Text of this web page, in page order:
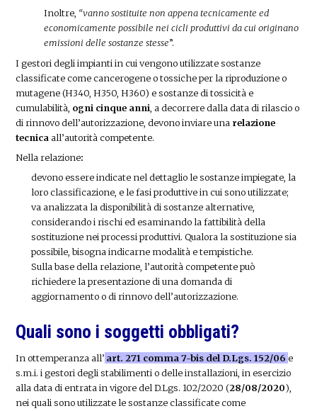
Inoltre, “vanno sostituite non appena tecnicamente ed
economicamente possibile nei cicli produttivi da cui originano
emissioni delle sostanze stesse”.
I gestori degli impianti in cui vengono utilizzate sostanze
classificate come cancerogene o tossiche per la riproduzione o
mutagene (H340, H350, H360) e sostanze di tossicità e
cumulabilità, ogni cinque anni , a decorrere dalla data di rilascio o
di rinnovo dell’autorizzazione, devono inviare una relazione
tecnica all’autorità competente.
Nella relazione:
devono essere indicate nel dettaglio le sostanze impiegate, la
loro classificazione, e le fasi produttive in cui sono utilizzate;
va analizzata la disponibilità di sostanze alternative,
considerando i rischi ed esaminando la fattibilità della
sostituzione nei processi produttivi. Qualora la sostituzione sia
possibile, bisogna indicarne modalità e tempistiche.
Sulla base della relazione, l’autorità competente può
richiedere la presentazione di una domanda di
aggiornamento o di rinnovo dell’autorizzazione.
Quali sono i soggetti obbligati?
In ottemperanza all’ art. 271 comma 7-bis del D.Lgs. 152/06 e
s.m.i. i gestori degli stabilimenti o delle installazioni, in esercizio
alla data di entrata in vigore del D.Lgs. 102/2020 (28/08/2020),
nei quali sono utilizzate le sostanze classificate come